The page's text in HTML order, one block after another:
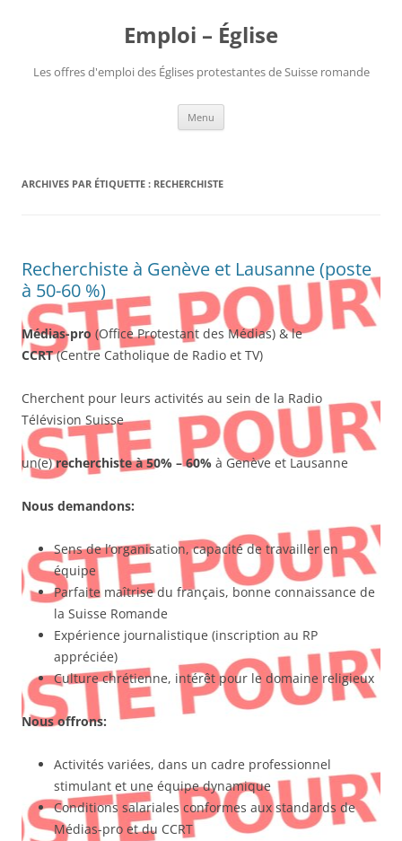
Emploi – Église
Les offres d'emploi des Églises protestantes de Suisse romande
Menu
ARCHIVES PAR ÉTIQUETTE : RECHERCHISTE
Recherchiste à Genève et Lausanne (poste
à 50-60 %)
Médias-pro (Office Protestant des Médias) & le
CCRT(Centre Catholique de Radio et TV)
Cherchent pour leurs activités au sein de la Radio
Télévision Suisse
un(e)recherchisteà 50% – 60% à Genève et Lausanne
Nous demandons:
Sens de l’organisation, capacité de travailler en
équipe
Parfaite maîtrise du français, bonne connaissance de
la Suisse Romande
Expérience journalistique (inscription au RP
appréciée)
Culture chrétienne, intérêt pour le domaine religieux
Nous offrons:
Activités variées, dans un cadre professionnel
stimulant et une équipe dynamique
Conditions salariales conformes aux standards de
Médias-pro et du CCRT